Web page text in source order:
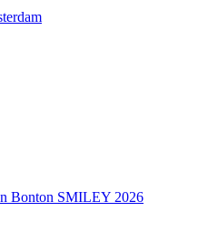
Bonton SMILEY 2026